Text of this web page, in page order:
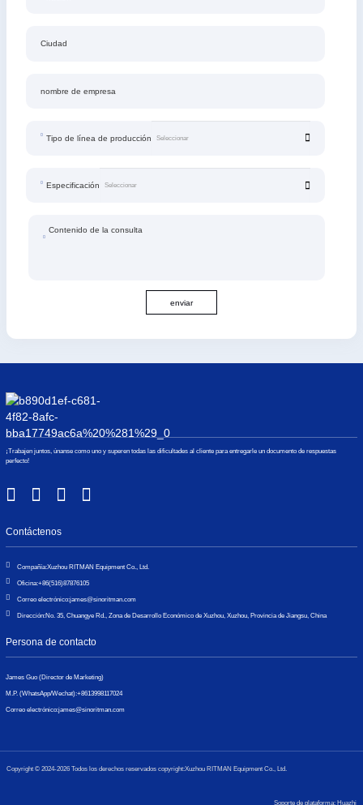
Ciudad
nombre de empresa
Tipo de línea de producción
Especificación
Contenido de la consulta
enviar
¡Trabajen juntos, únanse como uno y superen todas las dificultades al cliente para entregarle un documento de respuestas
perfecto!
Contáctenos
Compañía:Xuzhou RITMAN Equipment Co., Ltd.
Oficina:+86(516)87876105
Correo electrónico:james@sinoritman.com
Dirección:No. 35, Chuangye Rd., Zona de Desarrollo Económico de Xuzhou, Xuzhou, Provincia de Jiangsu, China
Persona de contacto
James Guo (Director de Marketing)
M.P. (WhatsApp/Wechat):+8613998117024
Correo electrónico:james@sinoritman.com
Copyright © 2024-2026 Todos los derechos reservados copyright:Xuzhou RITMAN Equipment Co., Ltd.
Soporte de plataforma: Huazhi